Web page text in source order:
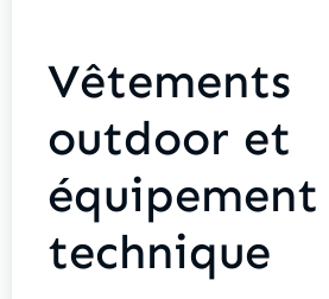
Vêtements
outdoor et
équipement
technique